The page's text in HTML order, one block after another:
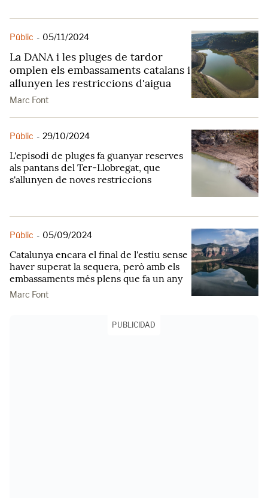
Públic - 05/11/2024
La DANA i les pluges de tardor
omplen els embassaments catalans i
allunyen les restriccions d'aigua
Marc Font
Públic - 29/10/2024
L'episodi de pluges fa guanyar reserves
als pantans del Ter-Llobregat, que
s'allunyen de noves restriccions
Públic - 05/09/2024
Catalunya encara el final de l'estiu sense
haver superat la sequera, però amb els
embassaments més plens que fa un any
Marc Font
PUBLICIDAD